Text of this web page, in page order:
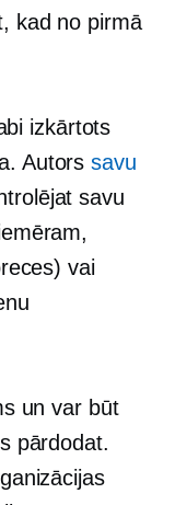
kad no pirmā
izkārtots
Autorssavu
savu
vai
un var būt
pārdodat.